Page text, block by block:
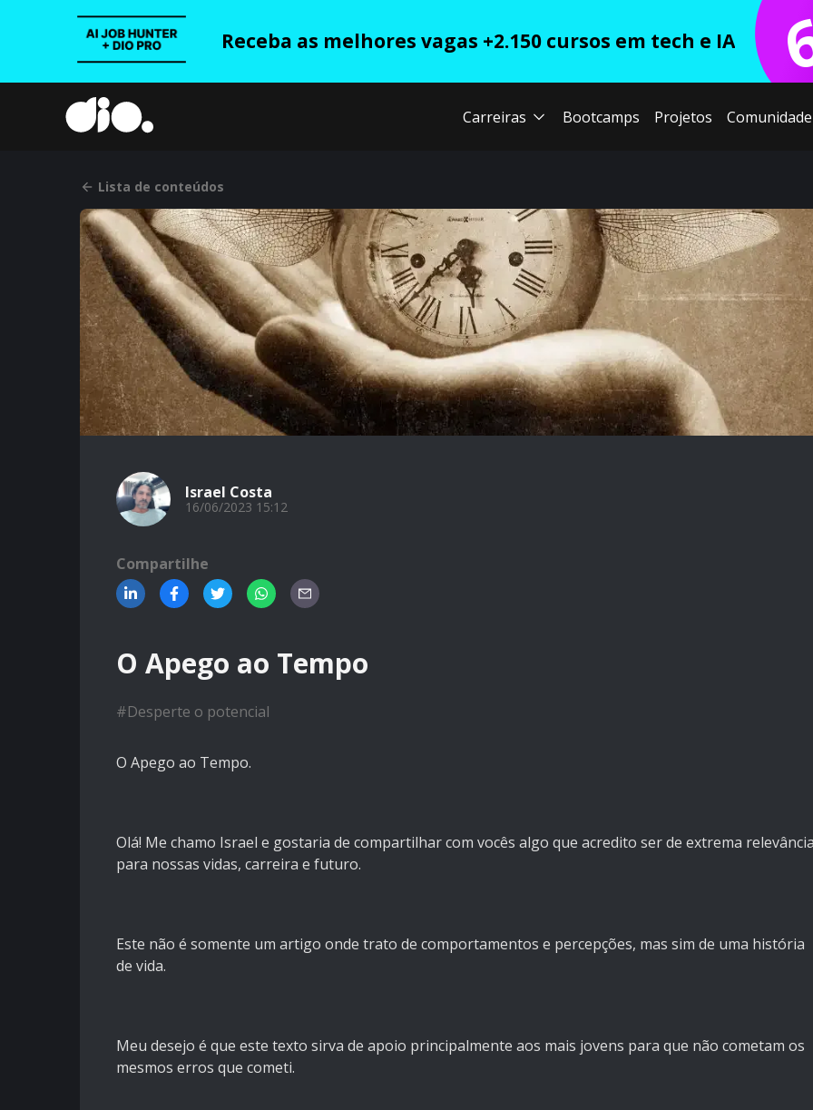
Receba as melhores vagas +2.150 cursos em tech e IA
Carreiras Bootcamps Projetos Comunidade
Lista de conteúdos
Israel Costa
16/06/2023 15:12
Compartilhe
O Apego ao Tempo
#Desperte o potencial
O Apego ao Tempo.
Olá! Me chamo Israel e gostaria de compartilhar com vocês algo que acredito ser de extrema
para nossas vidas, carreira e futuro.
Este não é somente um artigo onde trato de comportamentos e percepções, mas sim de uma história
de vida.
Meu desejo é que este texto sirva de apoio principalmente aos mais jovens para que não cometam os
mesmos erros que cometi.